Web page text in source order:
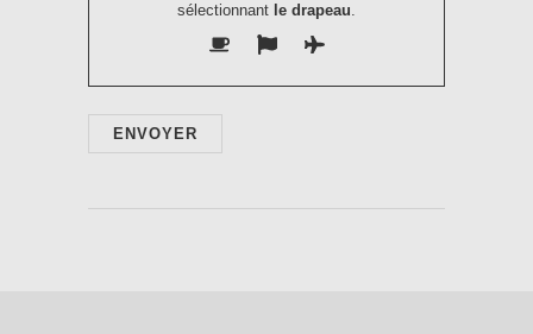
sélectionnant le drapeau.